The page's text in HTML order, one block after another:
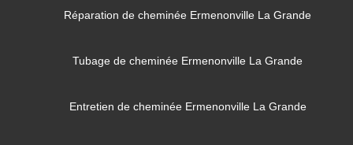
Réparation de cheminée Ermenonville La Grande
Tubage de cheminée Ermenonville La Grande
Entretien de cheminée Ermenonville La Grande